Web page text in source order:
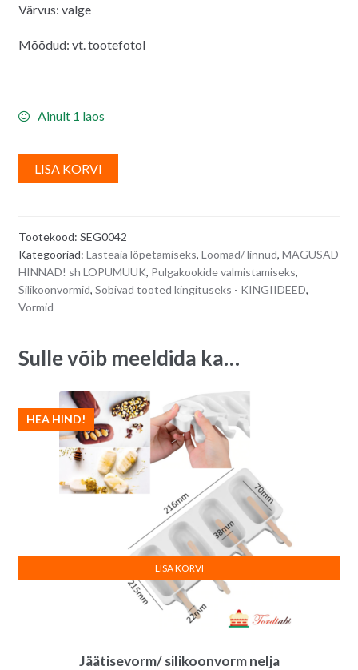
Värvus: valge
Mõõdud: vt. tootefotol
Ainult 1 laos
LISA KORVI
l
r
n
e
Tootekood: SEG0042
Kategooriad: Lasteaia lõpetamiseks, Loomad/ linnud, MAGUSAD
HINNAD! sh LÕPUMÜÜK, Pulgakookide valmistamiseks,
Silikoonvormid, Sobivad tooted kingituseks - KINGIIDEED,
Vormid
Sulle võib meeldida ka…
Jäätisevorm/ silikoonvorm nelja
HEA HIND!
LISA KORVI